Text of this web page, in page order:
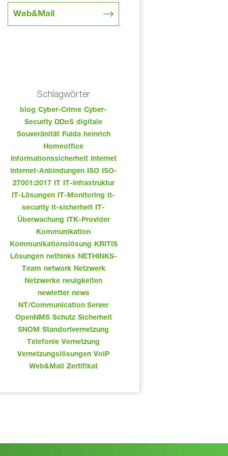
Web&Mail
Schlagwörter
blog Cyber-Crime Cyber-
Security DDoS digitale
Souveränität Fulda heinrich
Homeoffice
Informationssicherheit Internet
Internet-Anbindungen ISO ISO-
27001:2017 IT
IT-Infrastruktur
IT-Lösungen IT-Monitoring
it-
security it-sicherheit IT-
Überwachung
ITK-Provider
Kommunikation
Kommunikationslösung
KRITIS
Lösungen nethinks NETHINKS-
Team network Netzwerk
Netzwerke neuigkeiten
newletter news
NT/Communication Server
OpenNMS Schutz Sicherheit
SNOM Standortvernetzung
Telefonie Vernetzung
Vernetzungslösungen VoIP
Web&Mail Zertifikat